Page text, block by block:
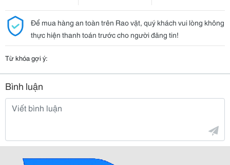
Để mua hàng an toàn trên Rao vặt, quý khách vui lòng không
thực hiện thanh toán trước cho người đăng tin!
Từ khóa gợi ý:
Bình luận